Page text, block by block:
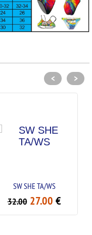
SW SHE TA/WS
32.00 27.00€
< >